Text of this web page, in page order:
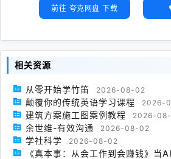
前往 夸克网盘 下载
相关资源
从零开始学竹笛 2026-08-02
颠覆你的传统英语学习课程 2026-
建筑方案施工图案例教程 2026-
余世维-有效沟通 2026-08-02
学社科学 2026-08-02
《真本事：从会工作到会赚钱》当